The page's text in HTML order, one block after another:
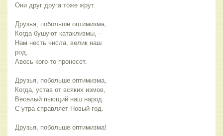
Они друг друга тоже жрут.
Друзья, побольше оптимизма,
Когда бушуют катаклизмы, -
Нам несть числа, велик наш
род,
Авось кого-то пронесет.
Друзья, побольше оптимизма,
Когда, устав от всяких измов,
Веселый пьющий наш народ
С утра справляет Новый год.
Друзья, побольше оптимизма!